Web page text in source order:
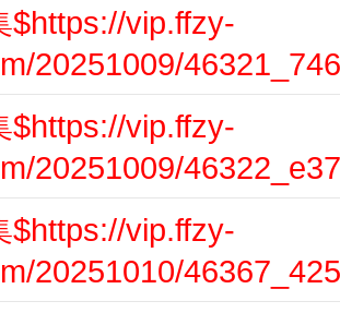
$https://vip.ffzy-
20251009/
$https://vip.ffzy-
20251009/
$https://vip.ffzy-
20251010/